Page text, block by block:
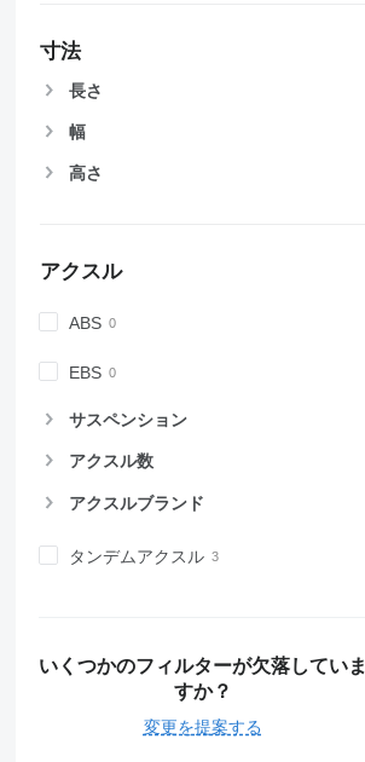
寸法
長さ
幅
高さ
アクスル
ABS
EBS
サスペンション
アクスル数
アクスルブランド
タンデムアクスル
いくつかのフィルターが欠落していま
すか？
変更を提案する